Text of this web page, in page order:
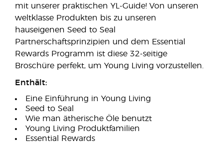
mit unserer praktischen YL-Guide! Von unseren
weltklasse Produkten bis zu unseren
hauseigenen Seed to Seal
Partnerschaftsprinzipien und dem Essential
Rewards Programm ist diese 32-seitige
Broschüre perfekt, um Young Living vorzustellen.
Enthält:
Eine Einführung in Young Living
Seed to Seal
Wie man ätherische Öle benutzt
Young Living Produktfamilien
Essential Rewards